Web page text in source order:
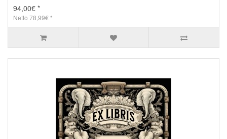
94,00€ *
Netto 78,99€ *